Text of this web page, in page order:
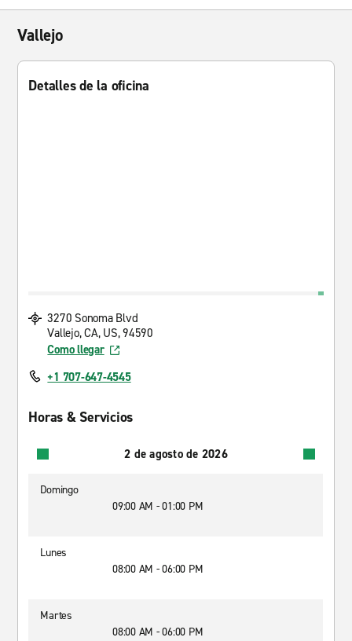
Vallejo
Detalles de la oficina
3270 Sonoma Blvd
Vallejo, CA, US, 94590
Como llegar
+1 707-647-4545
Horas & Servicios
2 de agosto de 2026
Domingo
09:00 AM - 01:00 PM
Lunes
08:00 AM - 06:00 PM
Martes
08:00 AM - 06:00 PM